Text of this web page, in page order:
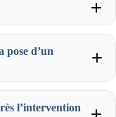
pose d’un
l’intervention